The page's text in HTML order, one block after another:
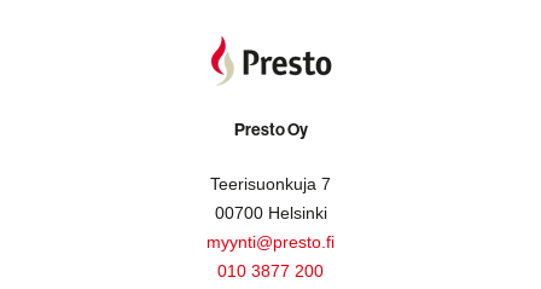
Presto Oy
Teerisuonkuja 7
00700 Helsinki
myynti@presto.fi
010 3877 200